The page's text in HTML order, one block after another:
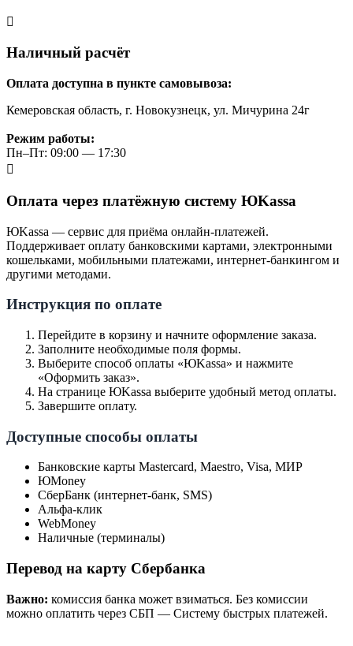
Наличный расчёт
Оплата доступна в пункте самовывоза:
Кемеровская область, г. Новокузнецк, ул. Мичурина 24г
Режим работы:
Пн–Пт: 09:00 — 17:30
Оплата через платёжную систему ЮKassa
ЮKassa — сервис для приёма онлайн-платежей.
Поддерживает оплату банковскими картами, электронными
кошельками, мобильными платежами, интернет-банкингом и
другими методами.
Инструкция по оплате
Перейдите в корзину и начните оформление заказа.
Заполните необходимые поля формы.
Выберите способ оплаты «ЮKassa» и нажмите
«Оформить заказ».
На странице ЮKassa выберите удобный метод оплаты.
Завершите оплату.
Доступные способы оплаты
Банковские карты Mastercard, Maestro, Visa, МИР
ЮMoney
СберБанк (интернет-банк, SMS)
Альфа-клик
WebMoney
Наличные (терминалы)
Перевод на карту Сбербанка
Важно: комиссия банка может взиматься. Без комиссии
можно оплатить через СБП — Систему быстрых платежей.